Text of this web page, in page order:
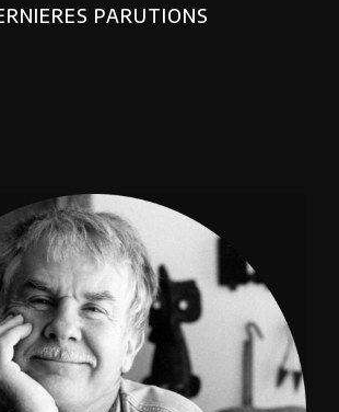
PARUTIONS